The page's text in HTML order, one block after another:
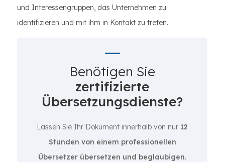
und Interessengruppen, das Unternehmen zu
identifizieren und mit ihm in Kontakt zu treten.
Benötigen Sie
zertifizierte
Übersetzungsdienste?
Lassen Sie Ihr Dokument innerhalb von nur 12
Stunden von einem professionellen
Übersetzer übersetzen und beglaubigen.